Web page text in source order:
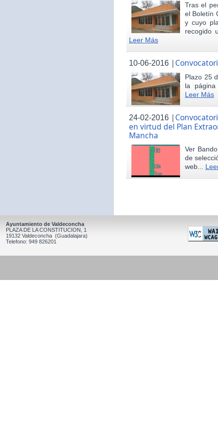
Tras el
el Boletín
y cuyo
recogido
Leer Más
10-06-2016 |
Plazo 25
la
Leer Más
24-02-2016 |
en virtud del Plan
Mancha
Ver
de
web...
Ayuntamiento de Valdeconcha
PLAZA DE LA CONSTITUCION, 1
19132 Valdeconcha (Guadalajara)
Telefono: 949 826201